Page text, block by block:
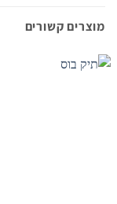
מוצרים קשורים